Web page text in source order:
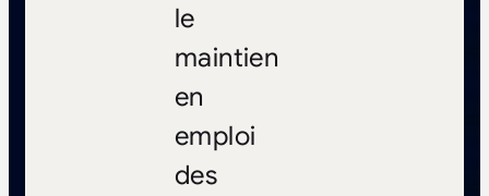
le
maintien
en
emploi
des